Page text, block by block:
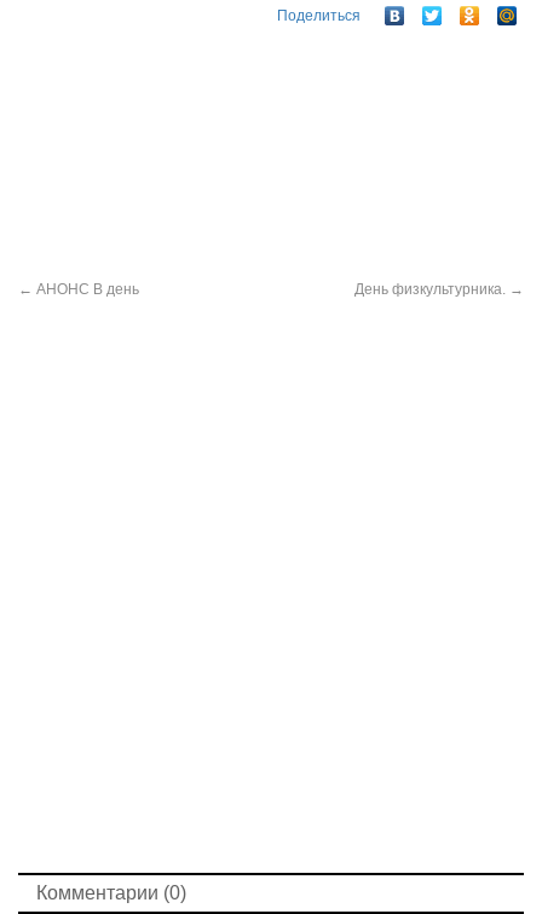
Поделиться
← АНОНС В день День физкультурника. →
Комментарии (0)